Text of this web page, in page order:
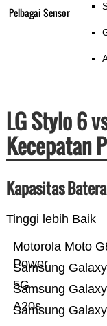
Pelbagai Sensor
LG Stylo 6
Kecepatan
Kapasitas
Tinggi lebih Baik
Samsung
Samsung Galaxy
A20s
Samsung
5G
Motorola Moto
Power